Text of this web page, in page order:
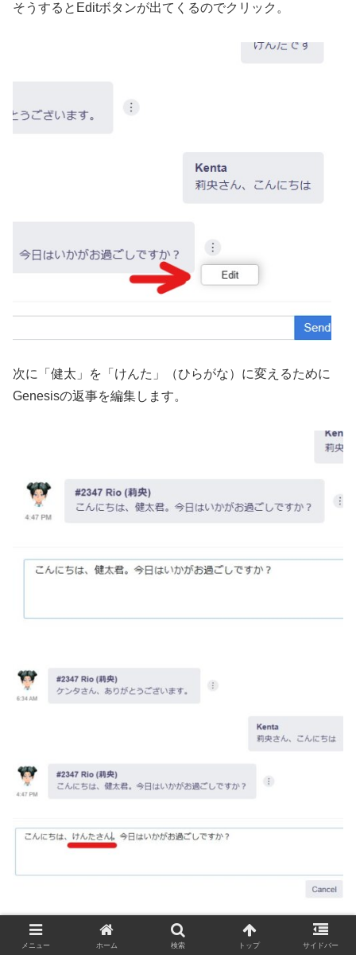
そうするとEditボタンが出てくるのでクリック。
次に「健太」を「けんた」（ひらがな）に変えるために
Genesisの返事を編集します。
入力したらSaveボタンをクリック。
メニュー ホーム 検索 トップ サイドバー